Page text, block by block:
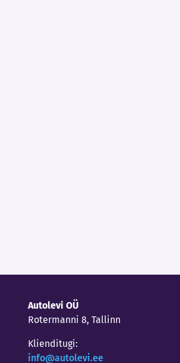
Autolevi OÜ
Rotermanni 8, Tallinn
Klienditugi:
info@autolevi.ee